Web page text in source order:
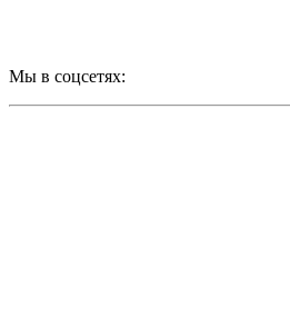
Мы в соцсетях: